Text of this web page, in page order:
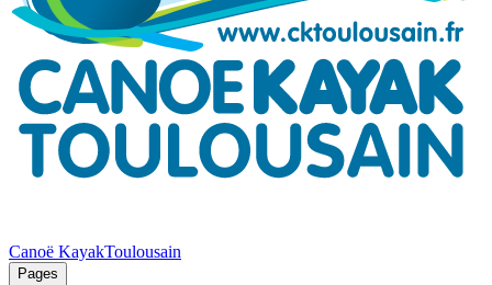
Canoë KayakToulousain
Pages